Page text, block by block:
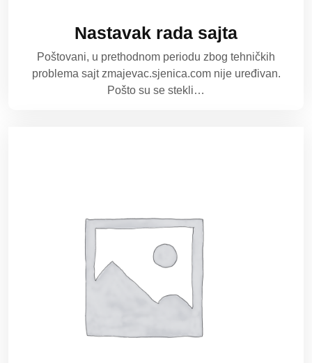
Nastavak rada sajta
Poštovani, u prethodnom periodu zbog tehničkih
problema sajt zmajevac.sjenica.com nije uređivan.
Pošto su se stekli…